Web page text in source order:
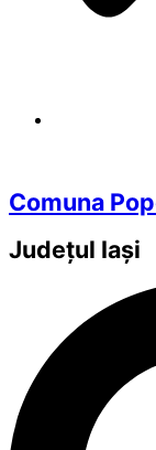
Comuna
Județul Iași